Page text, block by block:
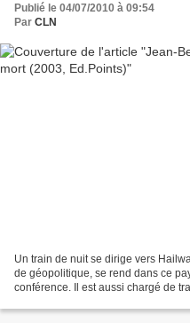
Publié le 04/07/2010 à 09:54
Par CLN
Un train de nuit se dirige vers
de géopolitique, se rend dans ce
conférence. Il est aussi chargé de